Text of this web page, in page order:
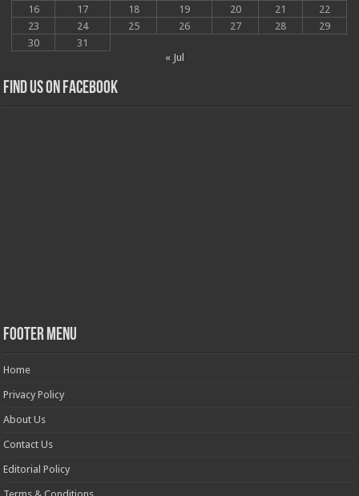
16
17 18 19 20 21
22
23
24 25 26 27 28
29
30
31
« Jul
Find us on Facebook
Footer Menu
Home
Privacy Policy
About Us
Contact Us
Editorial Policy